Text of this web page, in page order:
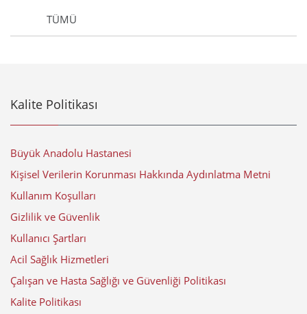
TÜMÜ
Kalite Politikası
Büyük Anadolu Hastanesi
Kişisel Verilerin Korunması Hakkında Aydınlatma Metni
Kullanım Koşulları
Gizlilik ve Güvenlik
Kullanıcı Şartları
Acil Sağlık Hizmetleri
Çalışan ve Hasta Sağlığı ve Güvenliği Politikası
Kalite Politikası